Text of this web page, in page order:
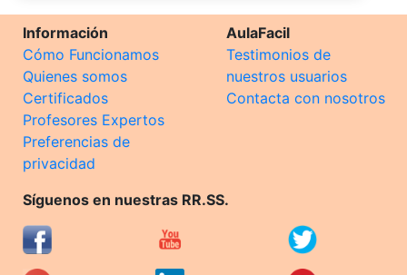
Información
Cómo Funcionamos
Quienes somos
Certificados
Profesores Expertos
Preferencias de
privacidad
AulaFacil
Testimonios de
nuestros usuarios
Contacta con nosotros
Síguenos en nuestras RR.SS.